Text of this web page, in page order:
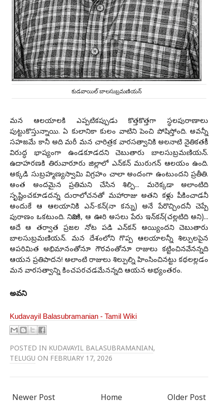
కుడవాయిల్ బాలసుబ్రమణియన్
మ‌న ఆల‌యాలకి ఎప్ప‌టిక‌ప్పుడు కొత్త‌కొత్త‌గా స్థ‌ల‌పురాణాలు
పుట్టుకొస్తున్నాయి. ఏ కులానికా కులం వాటిని పెంచి పోషిస్తోంది. అవ‌న్నీ
స‌హ‌జ‌మే కానీ అది మ‌రీ మ‌న చారిత్ర‌క వార‌స‌త్వానికి అల‌నాటి నైతికత‌కీ
విరుద్ధ భాష్యంగా ఉండ‌కూడ‌ద‌ని చెబుతారు బాల‌సుబ్ర‌మ‌ణియ‌న్‌.
ఉదాహ‌ర‌ణ‌కి తిరువారూరు జిల్లాలో ఎన్‌క‌న్ మురుగ‌న్ ఆల‌యం ఉంది.
అక్క‌డి సుబ్ర‌హ్మ‌ణ్య‌స్వామి విగ్ర‌హం చాలా అందంగా ఉంటుంద‌ని ప్ర‌తీతి.
అంత అంద‌మైన ప్ర‌తిమ‌ని చేసిన శిల్పి... మ‌రెక్క‌డా అలాంటిది
సృష్టించ‌కూడ‌ద‌న్న దురాలోచ‌న‌తో మ‌హారాజు అత‌ని క‌ళ్లు పీకించాడ‌నీ
అందుకే ఆ ఆల‌యానికి ఎన్‌-క‌న్‌(నా క‌న్ను) అనే పేరొచ్చింద‌నీ చెప్పే
పురాణం ఒక‌టుంది. నిజానికి, ఆ ఊరి అస‌లు పేరు ఇన్‌క‌న్(చ‌ల్ల‌టిది అని)...
అదే ఆ త‌ర్వాత ప్ర‌జ‌ల నోట ప‌డి ఎన్‌క‌న్ అయ్యింద‌ని చెబుతారు
బాల‌సుబ్ర‌మ‌ణియ‌న్‌. మ‌న దేశంలోని గొప్ప ఆల‌యాల‌న్నీ శిల్పులపైన
అప‌రిమిత అభిమానంతోనూ గౌర‌వంతోనూ రాజులు క‌ట్టించిన‌వేన‌న్న‌ది
ఆయ‌న ప్ర‌తిపాద‌న‌! అలాంటి రాజులు శిల్పుల్ని హింసించిన‌ట్టు క‌థ‌ల‌ల్ల‌డం
మ‌న వార‌స‌త్వాన్ని కించ‌ప‌ర‌చ‌డ‌మేన‌న్న‌ది ఆయ‌న అభ్యంత‌రం.
అవని
Kudavayil Balasubramanian - Tamil Wiki
POSTED IN KUDAVAYIL BALASUBRAMANIAN,
TELUGU ON FEBRUARY 17, 2026
Newer Post Older Post
Home